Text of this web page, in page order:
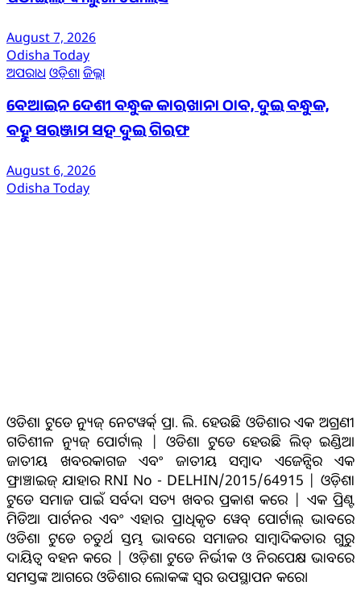
August 7, 2026
Odisha Today
ଅପରାଧ ଓଡ଼ିଶାଜିଲ୍ଲା
ବେଆଇନ ଦେଶୀ ବନ୍ଧୁକ କାରଖାନା ଠାବ, ଦୁଇ ବନ୍ଧୁକ,
ବହୁ ସରଞ୍ଜାମ ସହ ଦୁଇ ଗିରଫ
August 6, 2026
Odisha Today
ଓଡିଶା ଟୁଡେ ନ୍ୟୁଜ୍ ନେଟୱର୍କ୍ ପ୍ରା. ଲି. ହେଉଛି ଓଡିଶାର ଏକ ଅଗ୍ରଣୀ
ଗତିଶୀଳ ନ୍ୟୁଜ୍ ପୋର୍ଟାଲ୍ | ଓଡିଶା ଟୁଡେ ହେଉଛି ଲିଡ୍ ଇଣ୍ଡିଆ
ଜାତୀୟ ଖବରକାଗଜ ଏବଂ ଜାତୀୟ ସମ୍ବାଦ ଏଜେନ୍ସିର ଏକ
ଫ୍ରାଞ୍ଚାଇଜ୍ ଯାହାର RNI No - DELHIN/2015/64915 | ଓଡ଼ିଶା
ଟୁଡେ ସମାଜ ପାଇଁ ସର୍ବଦା ସତ୍ୟ ଖବର ପ୍ରକାଶ କରେ | ଏକ ପ୍ରିଣ୍ଟ
ମିଡିଆ ପାର୍ଟନର ଏବଂ ଏହାର ପ୍ରାଧିକୃତ ୱେବ୍ ପୋର୍ଟାଲ୍ ଭାବରେ
ଓଡିଶା ଟୁଡେ ଚତୁର୍ଥ ସ୍ତମ୍ଭ ଭାବରେ ସମାଜର ସାମ୍ବାଦିକତାର ଗୁରୁ
ଦାୟିତ୍ବ ବହନ କରେ | ଓଡ଼ିଶା ଟୁଡେ ନିର୍ଭୀକ ଓ ନିରପେକ୍ଷ ଭାବରେ
ସମସ୍ତଙ୍କ ଆଗରେ ଓଡିଶାର ଲୋକଙ୍କ ସ୍ୱର ଉପସ୍ଥାପନ କରେ।